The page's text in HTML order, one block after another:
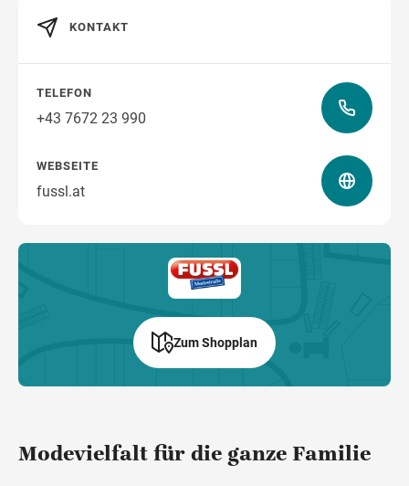
Modevielfalt für die ganze Familie
KONTAKT
TELEFON
+43 7672 23 990
WEBSEITE
fussl.at
Zum Shopplan